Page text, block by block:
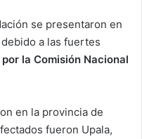
se presentaron en
a las fuertes
la Comisión Nacional
en la provincia de
fueron Upala,